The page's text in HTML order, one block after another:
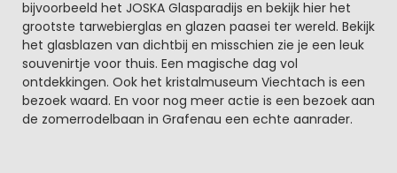
bijvoorbeeld het JOSKA Glasparadijs en bekijk hier het
grootste tarwebierglas en glazen paasei ter wereld. Bekijk
het glasblazen van dichtbij en misschien zie je een leuk
souvenirtje voor thuis. Een magische dag vol
ontdekkingen. Ook het kristalmuseum Viechtach is een
bezoek waard. En voor nog meer actie is een bezoek aan
de zomerrodelbaan in Grafenau een echte aanrader.